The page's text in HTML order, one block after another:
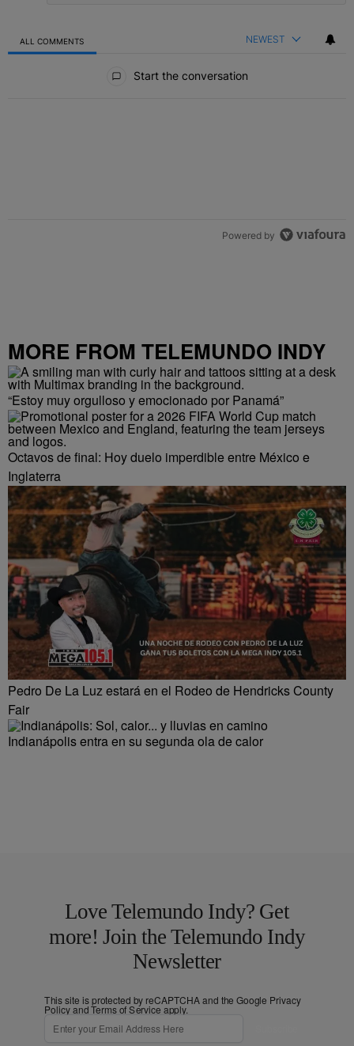
ALL COMMENTS NEWEST
Start the conversation
Powered by
MORE FROM TELEMUNDO INDY
“Estoy muy orgulloso y emocionado por Panamá”
Octavos de final: Hoy duelo imperdible entre México e
Inglaterra
Pedro De La Luz estará en el Rodeo de Hendricks County
Fair
Indianápolis entra en su segunda ola de calor
Love Telemundo Indy? Get
more! Join the Telemundo Indy
Newsletter
This site is protected by reCAPTCHA and the Google Privacy
PolicyandTerms of Service apply.